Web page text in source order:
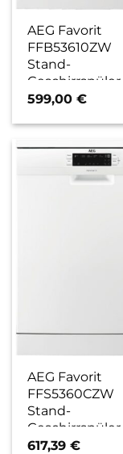
AEG Favorit
FFB53610ZW
Stand-
cm weiß / D
599,00€
AEG Favorit
FFS5360CZW
Stand-
cm weiß / D
617,39€